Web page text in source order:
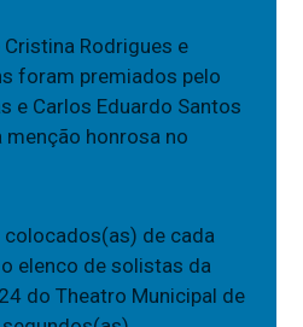
Rodrigues e
foram premiados pelo
e Carlos Eduardo Santos
honrosa no
de cada
elenco de solistas da
do Theatro Municipal de